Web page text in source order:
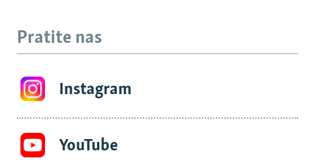
Pratite nas
Instagram
YouTube